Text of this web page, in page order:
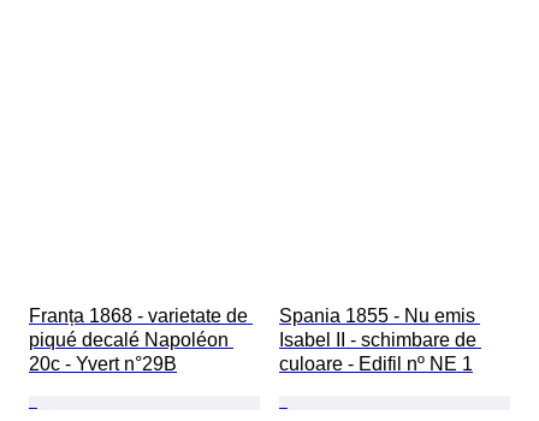
Franța 1868 - varietate de
piqué decalé Napoléon
20c - Yvert n°29B
Spania 1855 - Nu emis
Isabel II - schimbare de
culoare - Edifil nº NE 1